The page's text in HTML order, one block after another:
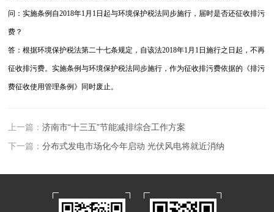
问：实施条例自2018年1月1日起与环境保护税法同步施行，届时是否还征收排污
费？
答：根据环境保护税法第二十七条规定，自该法2018年1月1日施行之日起，不再
征收排污费。实施条例与环境保护税法同步施行，作为征收排污费依据的《排污
费征收使用管理条例》同时废止。
上一篇：济南市“十三五”节能减排综合工作方案
下一篇：分布式发电市场化今年启动 光伏风电将就近消纳